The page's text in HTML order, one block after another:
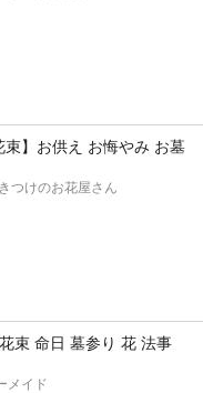
束】お供え お悔やみ お墓
つけのお花屋さん
束 命日 墓参り 花 法事
メイド